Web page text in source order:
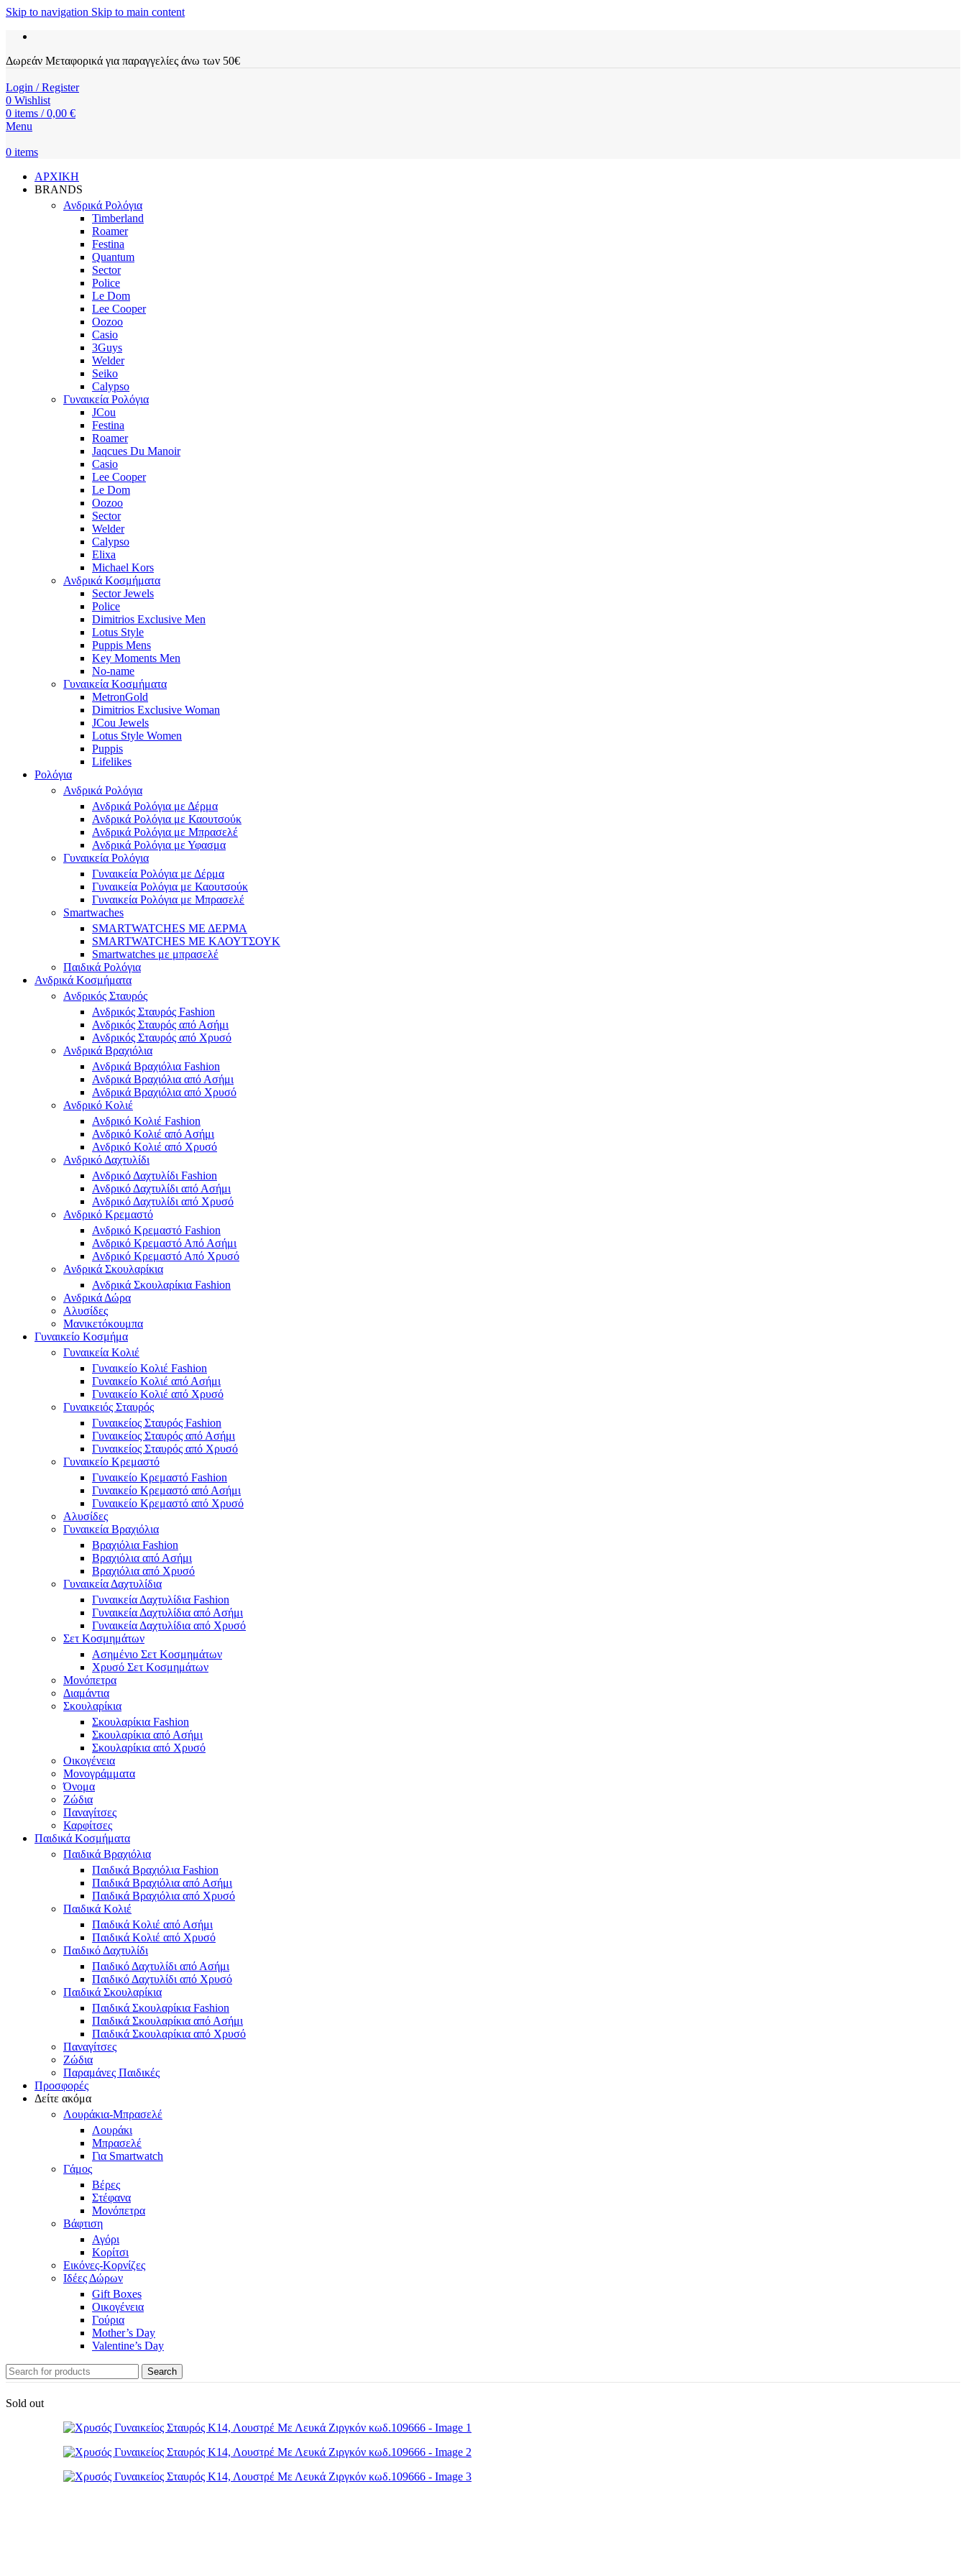
Skip to navigation Skip to main content
Δωρεάν Μεταφορικά για παραγγελίες άνω των 50€
Login / Register
0 Wishlist
0 items / 0,00 €
Menu
0 items
ΑΡΧΙΚΗ
BRANDS
Ανδρικά Ρολόγια
Timberland
Roamer
Festina
Quantum
Sector
Police
Le Dom
Lee Cooper
Oozoo
Casio
3Guys
Welder
Seiko
Calypso
Γυναικεία Ρολόγια
JCou
Festina
Roamer
Jaqcues Du Manoir
Casio
Lee Cooper
Le Dom
Oozoo
Sector
Welder
Calypso
Elixa
Michael Kors
Ανδρικά Κοσμήματα
Sector Jewels
Police
Dimitrios Exclusive Men
Lotus Style
Puppis Mens
Key Moments Men
No-name
Γυναικεία Κοσμήματα
MetronGold
Dimitrios Exclusive Woman
JCou Jewels
Lotus Style Women
Puppis
Lifelikes
Ρολόγια
Ανδρικά Ρολόγια
Ανδρικά Ρολόγια με Δέρμα
Ανδρικά Ρολόγια με Καουτσούκ
Ανδρικά Ρολόγια με Μπρασελέ
Ανδρικά Ρολόγια με Υφασμα
Γυναικεία Ρολόγια
Γυναικεία Ρολόγια με Δέρμα
Γυναικεία Ρολόγια με Καουτσούκ
Γυναικεία Ρολόγια με Μπρασελέ
Smartwaches
SMARTWATCHES ΜΕ ΔΕΡΜΑ
SMARTWATCHES ΜΕ ΚΑΟΥΤΣΟΥΚ
Smartwatches με μπρασελέ
Παιδικά Ρολόγια
Ανδρικά Κοσμήματα
Ανδρικός Σταυρός
Ανδρικός Σταυρός Fashion
Ανδρικός Σταυρός από Ασήμι
Ανδρικός Σταυρός από Χρυσό
Ανδρικά Βραχιόλια
Ανδρικά Βραχιόλια Fashion
Ανδρικά Βραχιόλια από Ασήμι
Ανδρικά Βραχιόλια από Χρυσό
Ανδρικό Κολιέ
Ανδρικό Κολιέ Fashion
Ανδρικό Κολιέ από Ασήμι
Ανδρικό Κολιέ από Χρυσό
Ανδρικό Δαχτυλίδι
Ανδρικό Δαχτυλίδι Fashion
Ανδρικό Δαχτυλίδι από Ασήμι
Ανδρικό Δαχτυλίδι από Χρυσό
Ανδρικό Κρεμαστό
Ανδρικό Κρεμαστό Fashion
Ανδρικό Κρεμαστό Από Ασήμι
Ανδρικό Κρεμαστό Από Χρυσό
Ανδρικά Σκουλαρίκια
Ανδρικά Σκουλαρίκια Fashion
Ανδρικά Δώρα
Αλυσίδες
Μανικετόκουμπα
Γυναικείο Κοσμήμα
Γυναικεία Κολιέ
Γυναικείο Κολιέ Fashion
Γυναικείο Κολιέ από Ασήμι
Γυναικείο Κολιέ από Χρυσό
Γυναικειός Σταυρός
Γυναικείος Σταυρός Fashion
Γυναικείος Σταυρός από Ασήμι
Γυναικείος Σταυρός από Χρυσό
Γυναικείο Κρεμαστό
Γυναικείο Κρεμαστό Fashion
Γυναικείο Κρεμαστό από Ασήμι
Γυναικείο Κρεμαστό από Χρυσό
Αλυσίδες
Γυναικεία Βραχιόλια
Βραχιόλια Fashion
Βραχιόλια από Ασήμι
Βραχιόλια από Χρυσό
Γυναικεία Δαχτυλίδια
Γυναικεία Δαχτυλίδια Fashion
Γυναικεία Δαχτυλίδια από Ασήμι
Γυναικεία Δαχτυλίδια από Χρυσό
Σετ Κοσμημάτων
Ασημένιο Σετ Κοσμημάτων
Χρυσό Σετ Κοσμημάτων
Μονόπετρα
Διαμάντια
Σκουλαρίκια
Σκουλαρίκια Fashion
Σκουλαρίκια από Ασήμι
Σκουλαρίκια από Χρυσό
Οικογένεια
Μονογράμματα
Όνομα
Ζώδια
Παναγίτσες
Καρφίτσες
Παιδικά Κοσμήματα
Παιδικά Βραχιόλια
Παιδικά Βραχιόλια Fashion
Παιδικά Βραχιόλια από Ασήμι
Παιδικά Βραχιόλια από Χρυσό
Παιδικά Κολιέ
Παιδικά Κολιέ από Ασήμι
Παιδικά Κολιέ από Χρυσό
Παιδικό Δαχτυλίδι
Παιδικό Δαχτυλίδι από Ασήμι
Παιδικό Δαχτυλίδι από Χρυσό
Παιδικά Σκουλαρίκια
Παιδικά Σκουλαρίκια Fashion
Παιδικά Σκουλαρίκια από Ασήμι
Παιδικά Σκουλαρίκια από Χρυσό
Παναγίτσες
Ζώδια
Παραμάνες Παιδικές
Προσφορές
Δείτε ακόμα
Λουράκια-Μπρασελέ
Λουράκι
Μπρασελέ
Για Smartwatch
Γάμος
Βέρες
Στέφανα
Μονόπετρα
Βάφτιση
Αγόρι
Κορίτσι
Εικόνες-Κορνίζες
Ιδέες Δώρων
Gift Boxes
Οικογένεια
Γούρια
Mother’s Day
Valentine’s Day
Search
Sold out